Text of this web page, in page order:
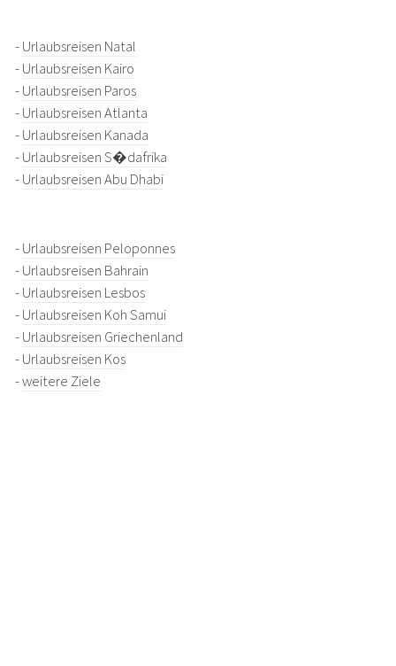
-Urlaubsreisen Natal
-Urlaubsreisen Kairo
-Urlaubsreisen Paros
-Urlaubsreisen Atlanta
-Urlaubsreisen Kanada
-Urlaubsreisen S�dafrika
-Urlaubsreisen Abu Dhabi
-Urlaubsreisen Peloponnes
-Urlaubsreisen Bahrain
-Urlaubsreisen Lesbos
-Urlaubsreisen Koh Samui
-Urlaubsreisen Griechenland
-Urlaubsreisen Kos
-weitere Ziele